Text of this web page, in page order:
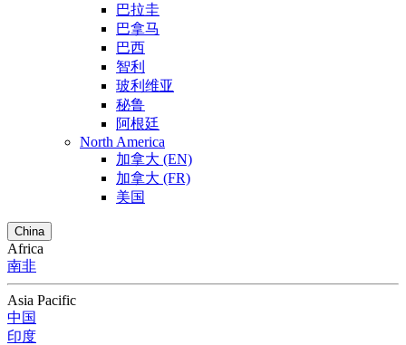
巴拉圭
巴拿马
巴西
智利
玻利维亚
秘鲁
阿根廷
North America
加拿大 (EN)
加拿大 (FR)
美国
China
Africa
南非
Asia Pacific
中国
印度